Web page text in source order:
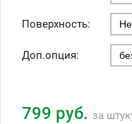
Поверхность:
Доп.опция:
799 руб. за